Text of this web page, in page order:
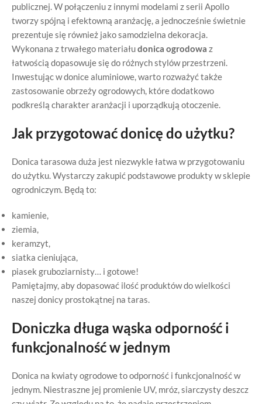
publicznej. W połączeniu z innymi modelami z serii Apollo
tworzy spójną i efektowną aranżację, a jednocześnie świetnie
prezentuje się również jako samodzielna dekoracja.
Wykonana z trwałego materiałudonica ogrodowa z
łatwością dopasowuje się do różnych stylów przestrzeni.
Inwestując w donice aluminiowe, warto rozważyć także
zastosowanie obrzeży ogrodowych, które dodatkowo
podkreślą charakter aranżacji i uporządkują otoczenie.
Jak przygotować donicę do użytku?
Donica tarasowa duża jest niezwykle łatwa w przygotowaniu
do użytku. Wystarczy zakupić podstawowe produkty w sklepie
ogrodniczym. Będą to:
kamienie,
ziemia,
keramzyt,
siatka cieniująca,
piasek gruboziarnisty… i gotowe!
Pamiętajmy, aby dopasować ilość produktów do wielkości
naszej donicy prostokątnej na taras.
Doniczka długa wąska odporność i
funkcjonalność w jednym
Donica na kwiaty ogrodowe to odporność i funkcjonalność w
jednym. Niestraszne jej promienie UV, mróz, siarczysty deszcz